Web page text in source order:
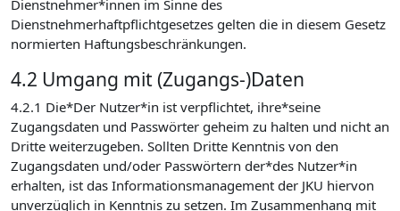
Dienstnehmer*innen im Sinne des
Dienstnehmerhaftpflichtgesetzes gelten die in diesem Gesetz
normierten Haftungsbeschränkungen.
4.2 Umgang mit (Zugangs-)Daten
4.2.1 Die*Der Nutzer*in ist verpflichtet, ihre*seine
Zugangsdaten und Passwörter geheim zu halten und nicht an
Dritte weiterzugeben. Sollten Dritte Kenntnis von den
Zugangsdaten und/oder Passwörtern der*des Nutzer*in
erhalten, ist das Informationsmanagement der JKU hiervon
unverzüglich in Kenntnis zu setzen. Im Zusammenhang mit